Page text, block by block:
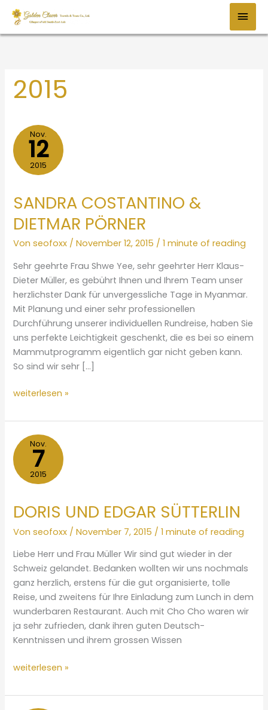
Zum
Inhalt
springen
2015
Nov.
12
2015
SANDRA COSTANTINO &
DIETMAR PÖRNER
Vonseofoxx /November 12, 2015 /1 minute of reading
Sehr geehrte Frau Shwe Yee, sehr geehrter Herr Klaus-
Dieter Müller, es gebührt Ihnen und Ihrem Team unser
herzlichster Dank für unvergessliche Tage in Myanmar.
Mit Planung und einer sehr professionellen
Durchführung unserer individuellen Rundreise, haben Sie
uns perfekte Leichtigkeit geschenkt, die es bei so einem
Mammutprogramm eigentlich gar nicht geben kann.
So sind wir sehr […]
SANDRA
&
DIETMAR
PÖRNER
weiterlesen »
Nov.
7
2015
DORIS UND EDGAR SÜTTERLIN
Vonseofoxx /November 7, 2015 /1 minute of reading
Liebe Herr und Frau Müller Wir sind gut wieder in der
Schweiz gelandet. Bedanken wollten wir uns nochmals
ganz herzlich, erstens für die gut organisierte, tolle
Reise, und zweitens für Ihre Einladung zum Lunch in dem
wunderbaren Restaurant. Auch mit Cho Cho waren wir
ja sehr zufrieden, dank ihren guten Deutsch-
Kenntnissen und ihrem grossen Wissen
DORIS
EDGAR
weiterlesen »